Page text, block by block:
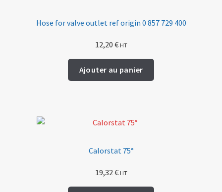
Hose for valve outlet ref origin 0 857 729 400
12,20 € HT
Ajouter au panier
Calorstat 75°
19,32€ HT